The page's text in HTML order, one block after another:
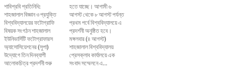
শাবিপ্রবি প্রতিনিধি:
শাহজালাল বিজ্ঞান ও প্রযুক্তি
বিশ্ববিদ্যালয়ের ফটোগ্রাফি
বিষয়ক সংগঠন শাহজালাল
ইউনিভার্সিটি ফটোগ্রাফারস
অ্যাসোসিয়েশনের (সুপা)
উদ্যোগে তিন দিনব্যাপী
আলোকচিত্র প্রদর্শনী শুরু
হতে যাচ্ছে। আগামী ৬
আগস্ট থেকে ৮ আগস্ট পর্যন্ত
প্রথম পর্বে বিশ্ববিদ্যালয়ে এ
প্রদর্শনী অনুষ্ঠিত হবে।
মঙ্গলবার (৪ আগস্ট)
শাহজালাল বিশ্ববিদ্যালয়
প্রেসক্লাব কার্যালয়ে এক
সংবাদ সম্মেলনে এ...